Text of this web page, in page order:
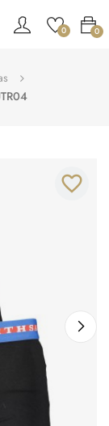
0 0
favorite_border